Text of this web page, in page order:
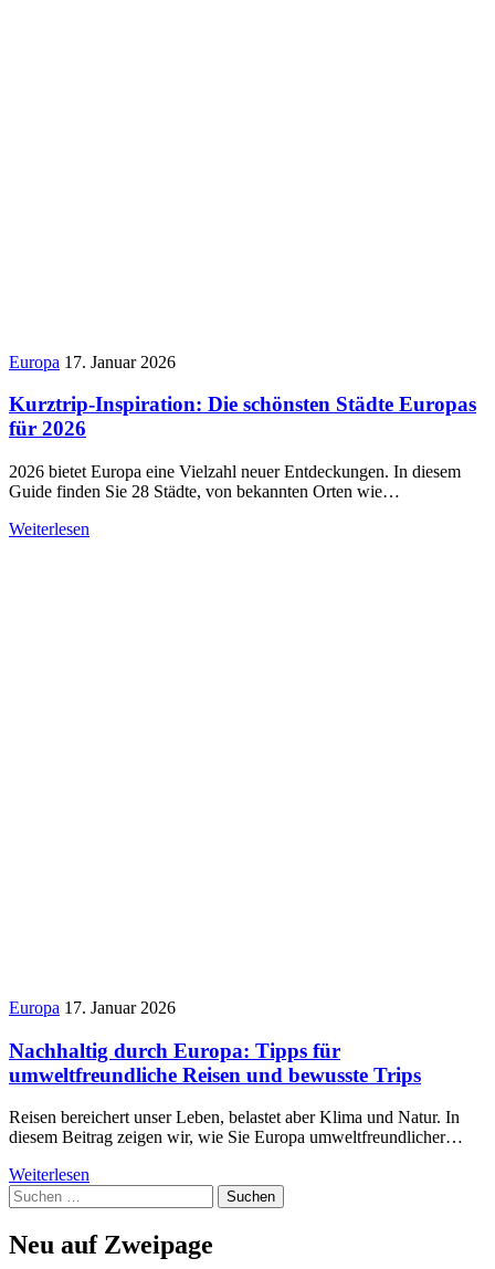
Europa 17. Januar 2026
Kurztrip-Inspiration: Die schönsten Städte Europas
für 2026
2026 bietet Europa eine Vielzahl neuer Entdeckungen. In diesem
Guide finden Sie 28 Städte, von bekannten Orten wie…
Weiterlesen
Europa 17. Januar 2026
Nachhaltig durch Europa: Tipps für
umweltfreundliche Reisen und bewusste Trips
Reisen bereichert unser Leben, belastet aber Klima und Natur. In
diesem Beitrag zeigen wir, wie Sie Europa umweltfreundlicher…
Weiterlesen
Suchen
nach:
Neu auf Zweipage